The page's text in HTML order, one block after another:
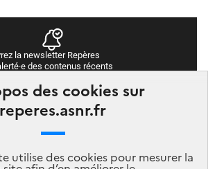
des cookies sur
reperes.asnr.fr
utilise des cookies pour mesurer la
la newsletter Repères
des contenus récents
Newsletter Repères
vous